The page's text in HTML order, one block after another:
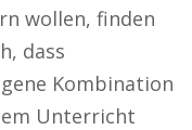
wollen, finden
dass
Kombination
Unterricht